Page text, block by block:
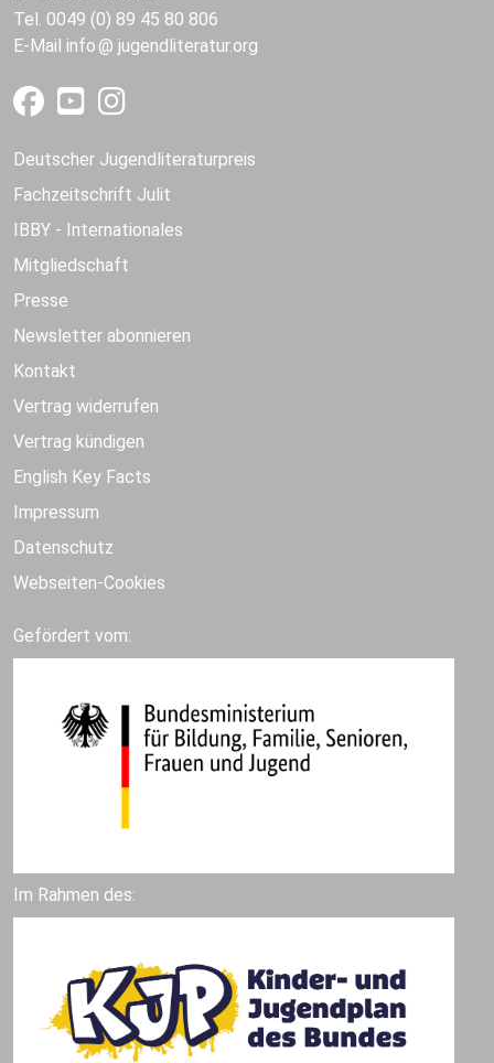
Tel. 0049 (0) 89 45 80 806
E-Mail info jugendliteratur.org
Deutscher Jugendliteraturpreis
Fachzeitschrift Julit
IBBY - Internationales
Mitgliedschaft
Presse
Newsletter abonnieren
Kontakt
Vertrag widerrufen
Vertrag kündigen
English Key Facts
Impressum
Datenschutz
Webseiten-Cookies
Gefördert vom:
Im Rahmen des: